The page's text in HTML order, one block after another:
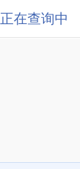
正在查询中